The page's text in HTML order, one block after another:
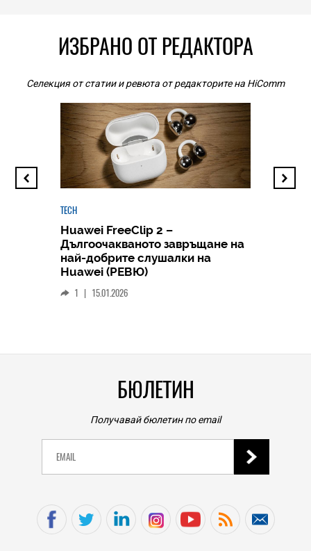
ИЗБРАНО ОТ РЕДАКТОРА
Селекция от статии и ревюта от редакторите на HiComm
TECH
Huawei FreeClip 2 –
Дългоочакваното завръщане на
най-добрите слушалки на
Huawei (РЕВЮ)
1 | 15.01.2026
БЮЛЕТИН
Получавай бюлетин по email